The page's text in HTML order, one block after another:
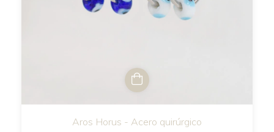
Aros Horus - Acero quirúrgico